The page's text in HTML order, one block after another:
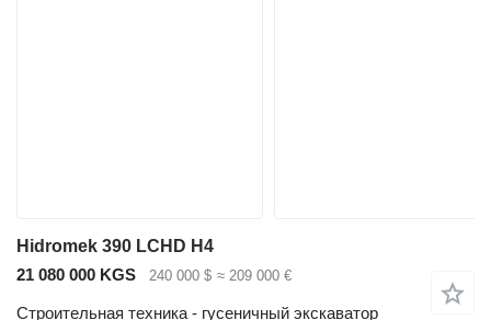
Hidromek 390 LCHD H4
21 080 000 KGS
240 000 $ ≈ 209 000 €
Строительная техника - гусеничный экскаватор